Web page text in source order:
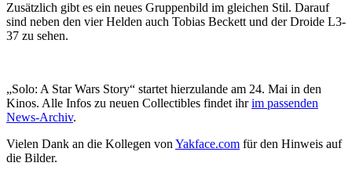
Zusätzlich gibt es ein neues Gruppenbild im gleichen Stil. Darauf
sind neben den vier Helden auch Tobias Beckett und der Droide L3-
37 zu sehen.
„Solo: A Star Wars Story“ startet hierzulande am 24. Mai in den
Kinos. Alle Infos zu neuen Collectibles findet ihrim passenden
News-Archiv.
Vielen Dank an die Kollegen von Yakface.com für den Hinweis auf
die Bilder.